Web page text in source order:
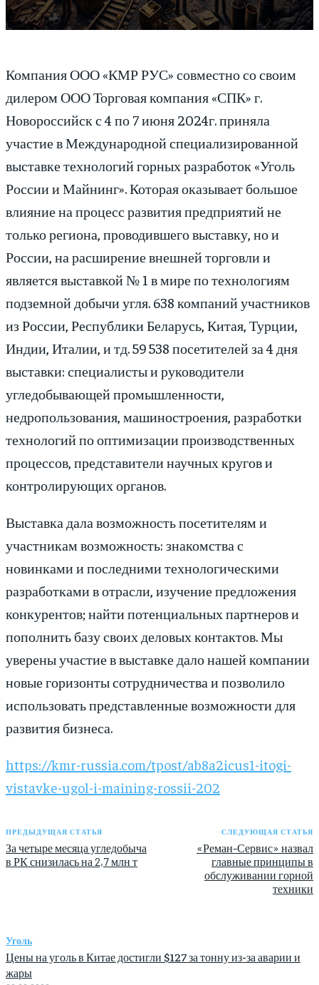
Компания ООО «КМР РУС» совместно со своим
дилером ООО Торговая компания «СПК» г.
Новороссийск с 4 по 7 июня 2024г. приняла
участие в Международной специализированной
выставке технологий горных разработок «Уголь
России и Майнинг». Которая оказывает большое
влияние на процесс развития предприятий не
только региона, проводившего выставку, но и
России, на расширение внешней торговли и
является выставкой № 1 в мире по технологиям
подземной добычи угля. 638 компаний участников
из России, Республики Беларусь, Китая, Турции,
Индии, Италии, и тд. 59 538 посетителей за 4 дня
выставки: специалисты и руководители
угледобывающей промышленности,
недропользования, машиностроения, разработки
технологий по оптимизации производственных
процессов, представители научных кругов и
контролирующих органов.
Выставка дала возможность посетителям и
участникам возможность: знакомства с
новинками и последними технологическими
разработками в отрасли, изучение предложения
конкурентов; найти потенциальных партнеров и
пополнить базу своих деловых контактов. Мы
уверены участие в выставке дало нашей компании
новые горизонты сотрудничества и позволило
использовать представленные возможности для
развития бизнеса.
https://kmr-russia.com/tpost/ab8a2icus1-itogi-
vistavke-ugol-i-maining-rossii-202
ПРЕДЫДУЩАЯ СТАТЬЯ
За четыре месяца угледобыча
в РК снизилась на 2,7 млн т
СЛЕДУЮЩАЯ СТАТЬЯ
«Реман-Сервис» назвал
главные принципы в
обслуживании горной
техники
Уголь
Цены на уголь в Китае достигли $127 за тонну из-за аварии и
жары